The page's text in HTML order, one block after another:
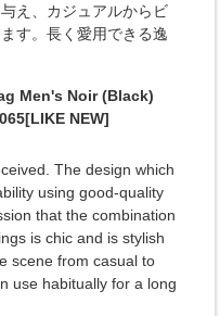
え、カジュアルからビ
す。長く愛用できる逸
Men's Noir (Black)
NEW]
The design which
using good-quality
that the combination
is chic and is stylish
scene from casual to
use habitually for a long